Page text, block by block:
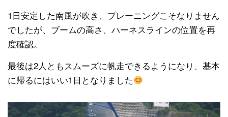
1日安定した南風が吹き、プレーニングこそなりません
でしたが、ブームの高さ、ハーネスラインの位置を再
度確認。
最後は2人ともスムーズに帆走できるようになり、基本
に帰るにはいい1日となりました